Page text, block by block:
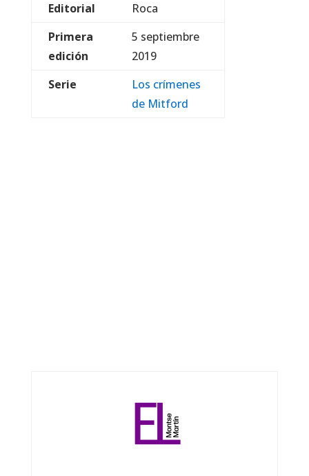
Editorial
Roca
Primera
edición
5 septiembre
2019
Serie
Los crímenes
de Mitford